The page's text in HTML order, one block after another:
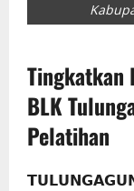
Tingkatkan
BLK
Pelatihan